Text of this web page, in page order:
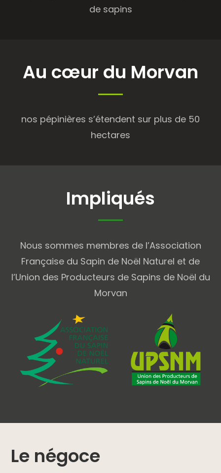
de sapins
Au cœur du Morvan
nos pépinières s’étendent sur plus de 50
hectares
Impliqués
Nous sommes membres de l’Association
Française du Sapin de Noël Naturel et de
l’Union des Producteurs de Sapins de Noël du
Morvan
Le négoce